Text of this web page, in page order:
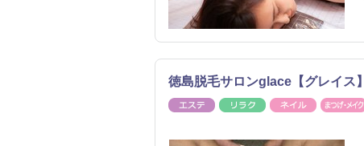
徳島脱毛サロンglace【グレイス】
エステ リラク ネイル